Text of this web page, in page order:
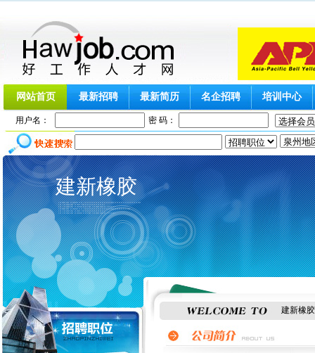
网站首页 最新招聘 最新简历 名企招聘 培训中心
用户名： 密 码：
建新橡胶
建新橡胶